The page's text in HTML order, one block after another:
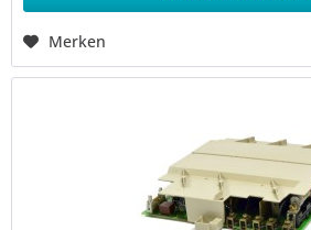
Merken